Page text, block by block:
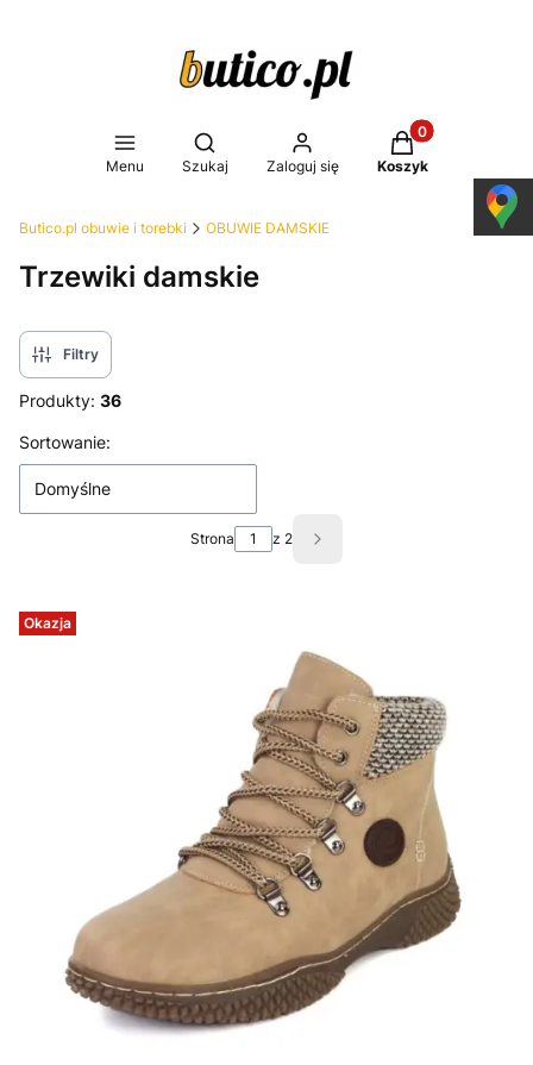
Menu
Otwórz wyszukiwarkę
Szukaj Zaloguj się
Produkty w
Koszyk
Butico.pl obuwie i torebki OBUWIE DAMSKIE
Trzewiki damskie
Filtry
Produkty: 36
Lista produktów
Sortowanie:
Domyślne
Strona z 2 Następne produkty
Okazja